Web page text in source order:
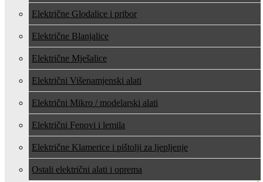
Električne Glodalice i pribor
Električne Blanjalice
Električne Mješalice
Električni Višenamjenski alati
Električni Mikro / modelarski alati
Električni Fenovi i lemila
Električne Klamerice i pištolji za ljepljenje
Ostali električni alati i oprema